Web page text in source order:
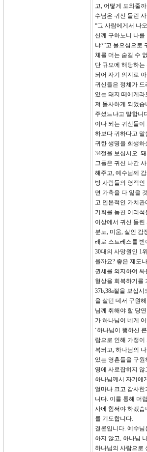
고, 어떻게 도와줄
수님은 귀신 들린
“그 사람에게서 나
신께 구하노니 나를
냐?”고 물으심으로
체를 더는 숨길 수
단 규모에 해당하
되어 자기 의지로
귀신들은 정체가
있는 돼지 떼에게
져 몰사하게 되었
주셨느냐고 말합니
이나 되는 귀신들
하보다 귀하다고 말
귀한 생명을 희생하
34절을 보십시오.
그들은 귀신 나간
해주고, 예수님께
방 사람들의 영적인
면 가축을 다 잃을
고 인본적인 가치
기회를 놓친 어리석
이상에서 귀신 들
분노, 미움, 살인 감
래로 스트레스를 받
30대의 사망원인 1
을까요? 좋은 제도
권세를 의지하여
형상을 회복하기를
37b,38a절을 보십
을 살던 데서 구원
님께 취해야 할 당
가 하나님이 네게
‘하나님이 행하신
람으로 인해 가정
복되고, 하나님의
있는 영혼들을 구
영에 사로잡히지
하나님께서 자기에
얼마나 크고 감사
니다. 이를 통해 더
사에 힘써야 하겠습
를 기도합니다.
결론입니다. 예수
하지 않고, 하나님
하나님의 사람으로